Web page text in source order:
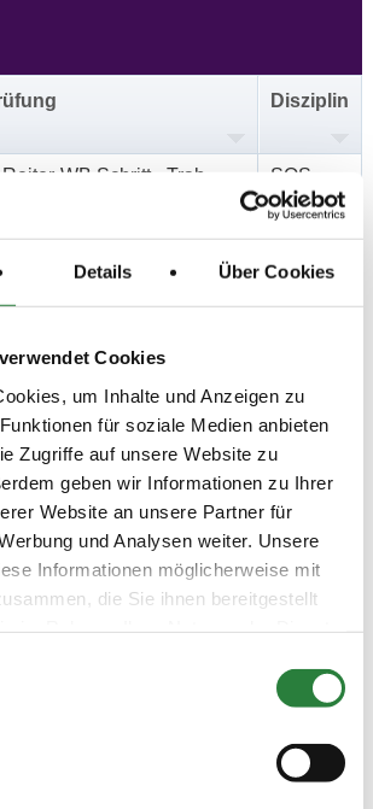
Details Über Cookies
Cookies
um Inhalte und Anzeigen zu
für soziale Medien anbieten
Zugriffe auf unsere Website zu
geben wir Informationen zu Ihrer
Website an unsere Partner für
und Analysen weiter. Unsere
Informationen möglicherweise mit
die Sie ihnen bereitgestellt
Disziplin
WB Schritt - Trab -
SOS
WB Schritt - Trab -
WB (RE 4) DRE